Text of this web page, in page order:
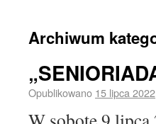
Archiwum
Opublikowano 15 lipca 2022